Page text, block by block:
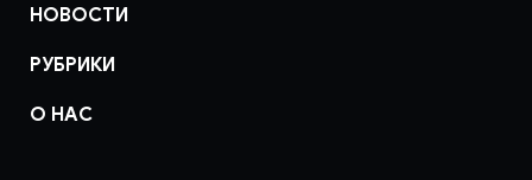
НОВОСТИ
РУБРИКИ
О НАС